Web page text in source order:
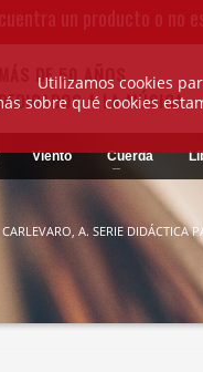
MÁS DE 50 AÑOS
A LA MÚSICA
Viento Cuerda
CARLEVARO, A. SERIE DIDÁCTICA
un producto o no
Utilizamos cookies
sobre qué cookies